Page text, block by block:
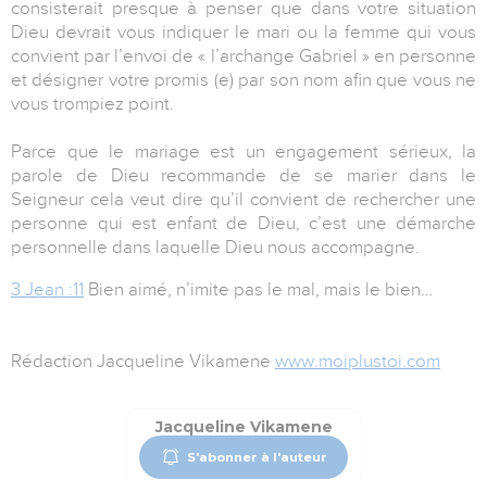
consisterait presque à penser que dans votre situation
Dieu devrait vous indiquer le mari ou la femme qui vous
convient par l’envoi de « l’archange Gabriel » en personne
et désigner votre promis (e) par son nom afin que vous ne
vous trompiez point.
Parce que le mariage est un engagement sérieux, la
parole de Dieu recommande de se marier dans le
Seigneur cela veut dire qu’il convient de rechercher une
personne qui est enfant de Dieu, c’est une démarche
personnelle dans laquelle Dieu nous accompagne.
3 Jean :11 Bien aimé, n’imite pas le mal, mais le bien…
Rédaction Jacqueline Vikamene www.moiplustoi.com
Jacqueline Vikamene
S'abonner à l'auteur